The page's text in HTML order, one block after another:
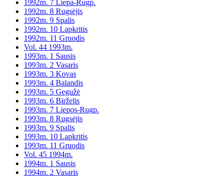
1992m. 7 Liepa-Rugp.
1992m. 8 Rugsėjis
1992m. 9 Spalis
1992m. 10 Lapkritis
1992m. 11 Gruodis
Vol. 44 1993m.
1993m. 1 Sausis
1993m. 2 Vasaris
1993m. 3 Kovas
1993m. 4 Balandis
1993m. 5 Gegužė
1993m. 6 Birželis
1993m. 7 Liepos-Rugp.
1993m. 8 Rugsėjis
1993m. 9 Spalis
1993m. 10 Lapkritis
1993m. 11 Gruodis
Vol. 45 1994m.
1994m. 1 Sausis
1994m. 2 Vasaris